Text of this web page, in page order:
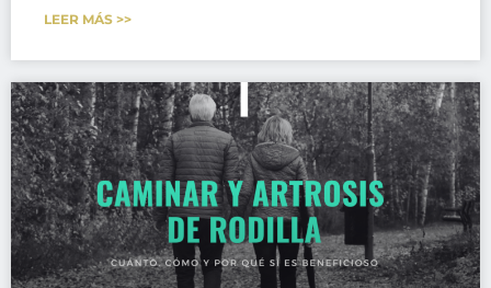
LEER MÁS >>